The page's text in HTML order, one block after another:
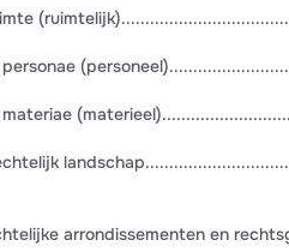
arrondissementen en